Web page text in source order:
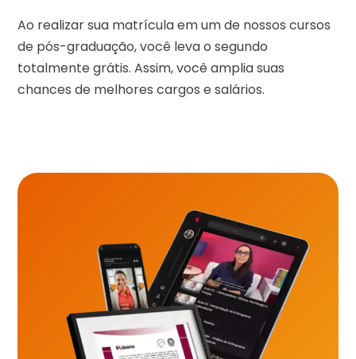
Ao realizar sua matrícula em um de nossos cursos
de pós-graduação, você leva o segundo
totalmente grátis. Assim, você amplia suas
chances de melhores cargos e salários.